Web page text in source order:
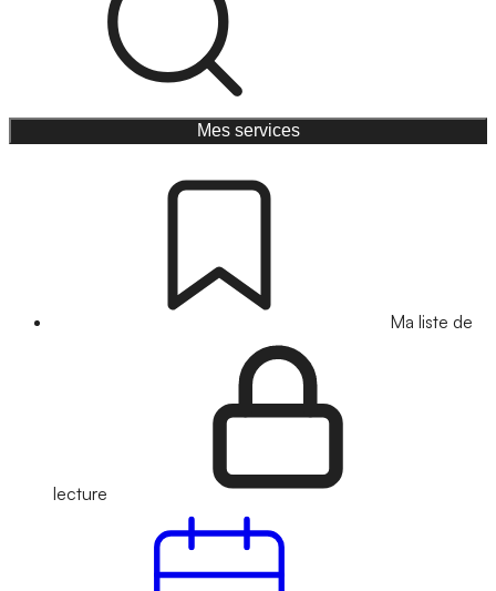
Mes services
Ma liste de
lecture